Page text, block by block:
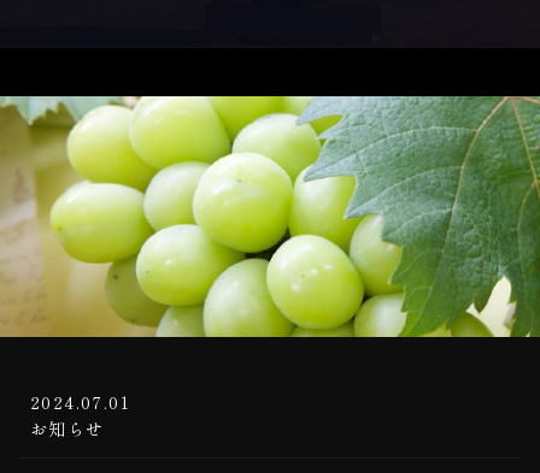
2024.07.01
お知らせ